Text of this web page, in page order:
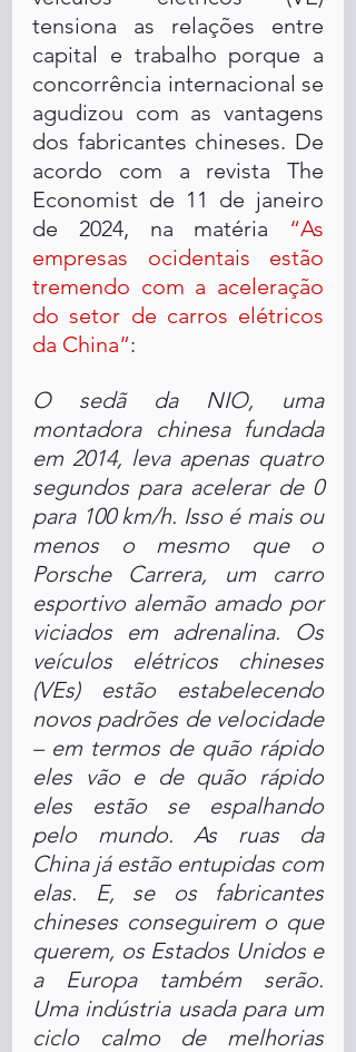
tensiona as relações entre
capital e trabalho porque a
concorrência internacional se
agudizou com as vantagens
dos fabricantes chineses. De
acordo com a revista The
Economist de 11 de janeiro
de 2024, na matéria “As
empresas ocidentais estão
tremendo com a aceleração
do setor de carros elétricos
da China”:
O sedã da NIO, uma
montadora chinesa fundada
em 2014, leva apenas quatro
segundos para acelerar de 0
para 100 km/h. Isso é mais ou
menos o mesmo que o
Porsche Carrera, um carro
esportivo alemão amado por
viciados em adrenalina. Os
veículos elétricos chineses
(VEs) estão estabelecendo
novos padrões de velocidade
– em termos de quão rápido
eles vão e de quão rápido
eles estão se espalhando
pelo mundo. As ruas da
China já estão entupidas com
elas. E, se os fabricantes
chineses conseguirem o que
querem, os Estados Unidos e
a Europa também serão.
Uma indústria usada para um
ciclo calmo de melhorias